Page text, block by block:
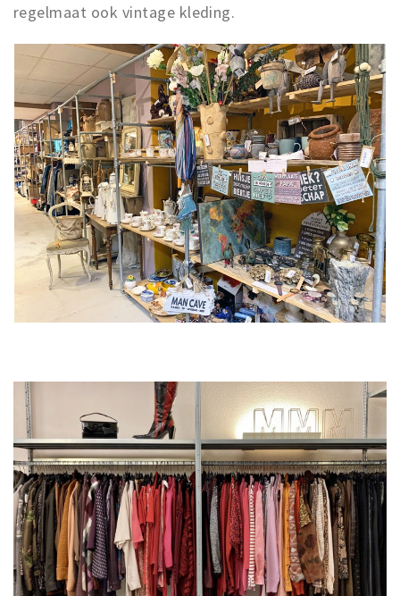
regelmaat ook vintage kleding.